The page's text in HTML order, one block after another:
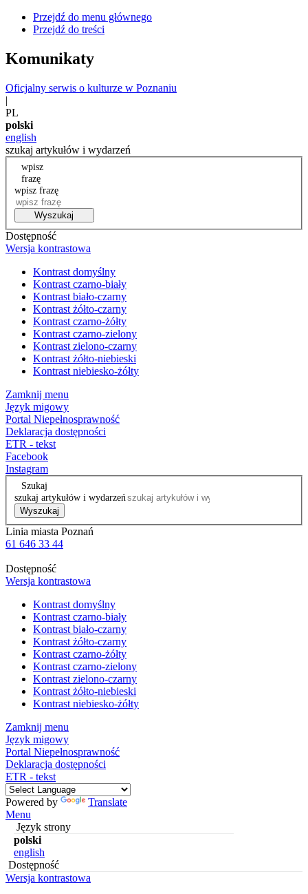
Przejdź do menu głównego
Przejdź do treści
Komunikaty
Oficjalny serwis o kulturze w Poznaniu
|
PL
polski
english
szukaj artykułów i wydarzeń
wpisz
frazę
wpisz frazę
Wyszukaj
Dostępność
Wersja kontrastowa
Kontrast domyślny
Kontrast czarno-biały
Kontrast biało-czarny
Kontrast żółto-czarny
Kontrast czarno-żółty
Kontrast czarno-zielony
Kontrast zielono-czarny
Kontrast żółto-niebieski
Kontrast niebiesko-żółty
Zamknij menu
Język migowy
Portal Niepełnosprawność
Deklaracja dostępności
ETR - tekst
Facebook
Instagram
Szukaj
szukaj artykułów i wydarzeń
Wyszukaj
Linia miasta Poznań
61 646 33 44
Dostępność
Wersja kontrastowa
Kontrast domyślny
Kontrast czarno-biały
Kontrast biało-czarny
Kontrast żółto-czarny
Kontrast czarno-żółty
Kontrast czarno-zielony
Kontrast zielono-czarny
Kontrast żółto-niebieski
Kontrast niebiesko-żółty
Zamknij menu
Język migowy
Portal Niepełnosprawność
Deklaracja dostępności
ETR - tekst
Powered by
Translate
Menu
Język strony
polski
english
Dostępność
Wersja kontrastowa